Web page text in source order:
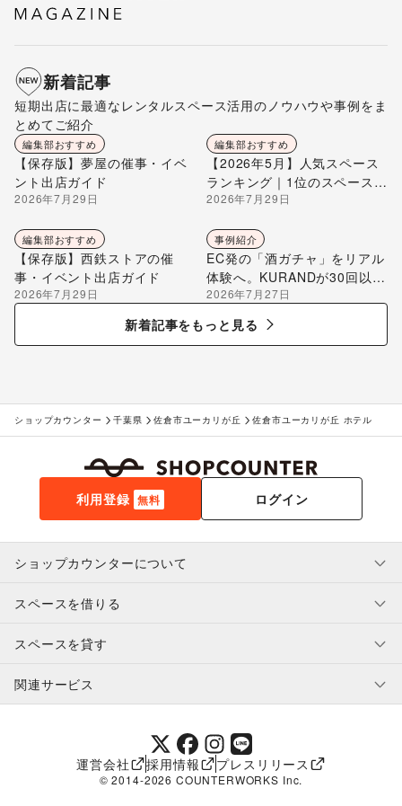
新着記事
短期出店に最適なレンタルスペース活用のノウハウや事例をま
とめてご紹介
編集部おすすめ
【保存版】夢屋の催事・イベ
ント出店ガイド
2026年7月29日
編集部おすすめ
【2026年5月】人気スペース
ランキング｜1位のスペースを
編集部が解説
2026年7月29日
編集部おすすめ
【保存版】西鉄ストアの催
事・イベント出店ガイド
2026年7月29日
事例紹介
EC発の「酒ガチャ」をリアル
体験へ。KURANDが30回以上
のポップアップ出店で届け
る“新しいお酒との出会い”
2026年7月27日
新着記事をもっと見る
ショップカウンター 千葉県 佐倉市ユーカリが丘 佐倉市ユーカリが丘 ホテル
利用登録 無料 ログイン
ショップカウンターについて
利用規約・ガイドライン
特定商取引法に基づく表示
補償プログラム
スペースを借りる
スペースを借りたい人へ
ユーザー利用規約
提携パートナー
スペースを貸す
スペースを貸したい方へ
オーナー利用規約
関連サービス
SHOPCOUNTER MAGAZINE
ショップカウンターエンタープライズ
ショップカウンター常設
運営会社 採用情報 プレスリリース
© 2014-2026 COUNTERWORKS Inc.